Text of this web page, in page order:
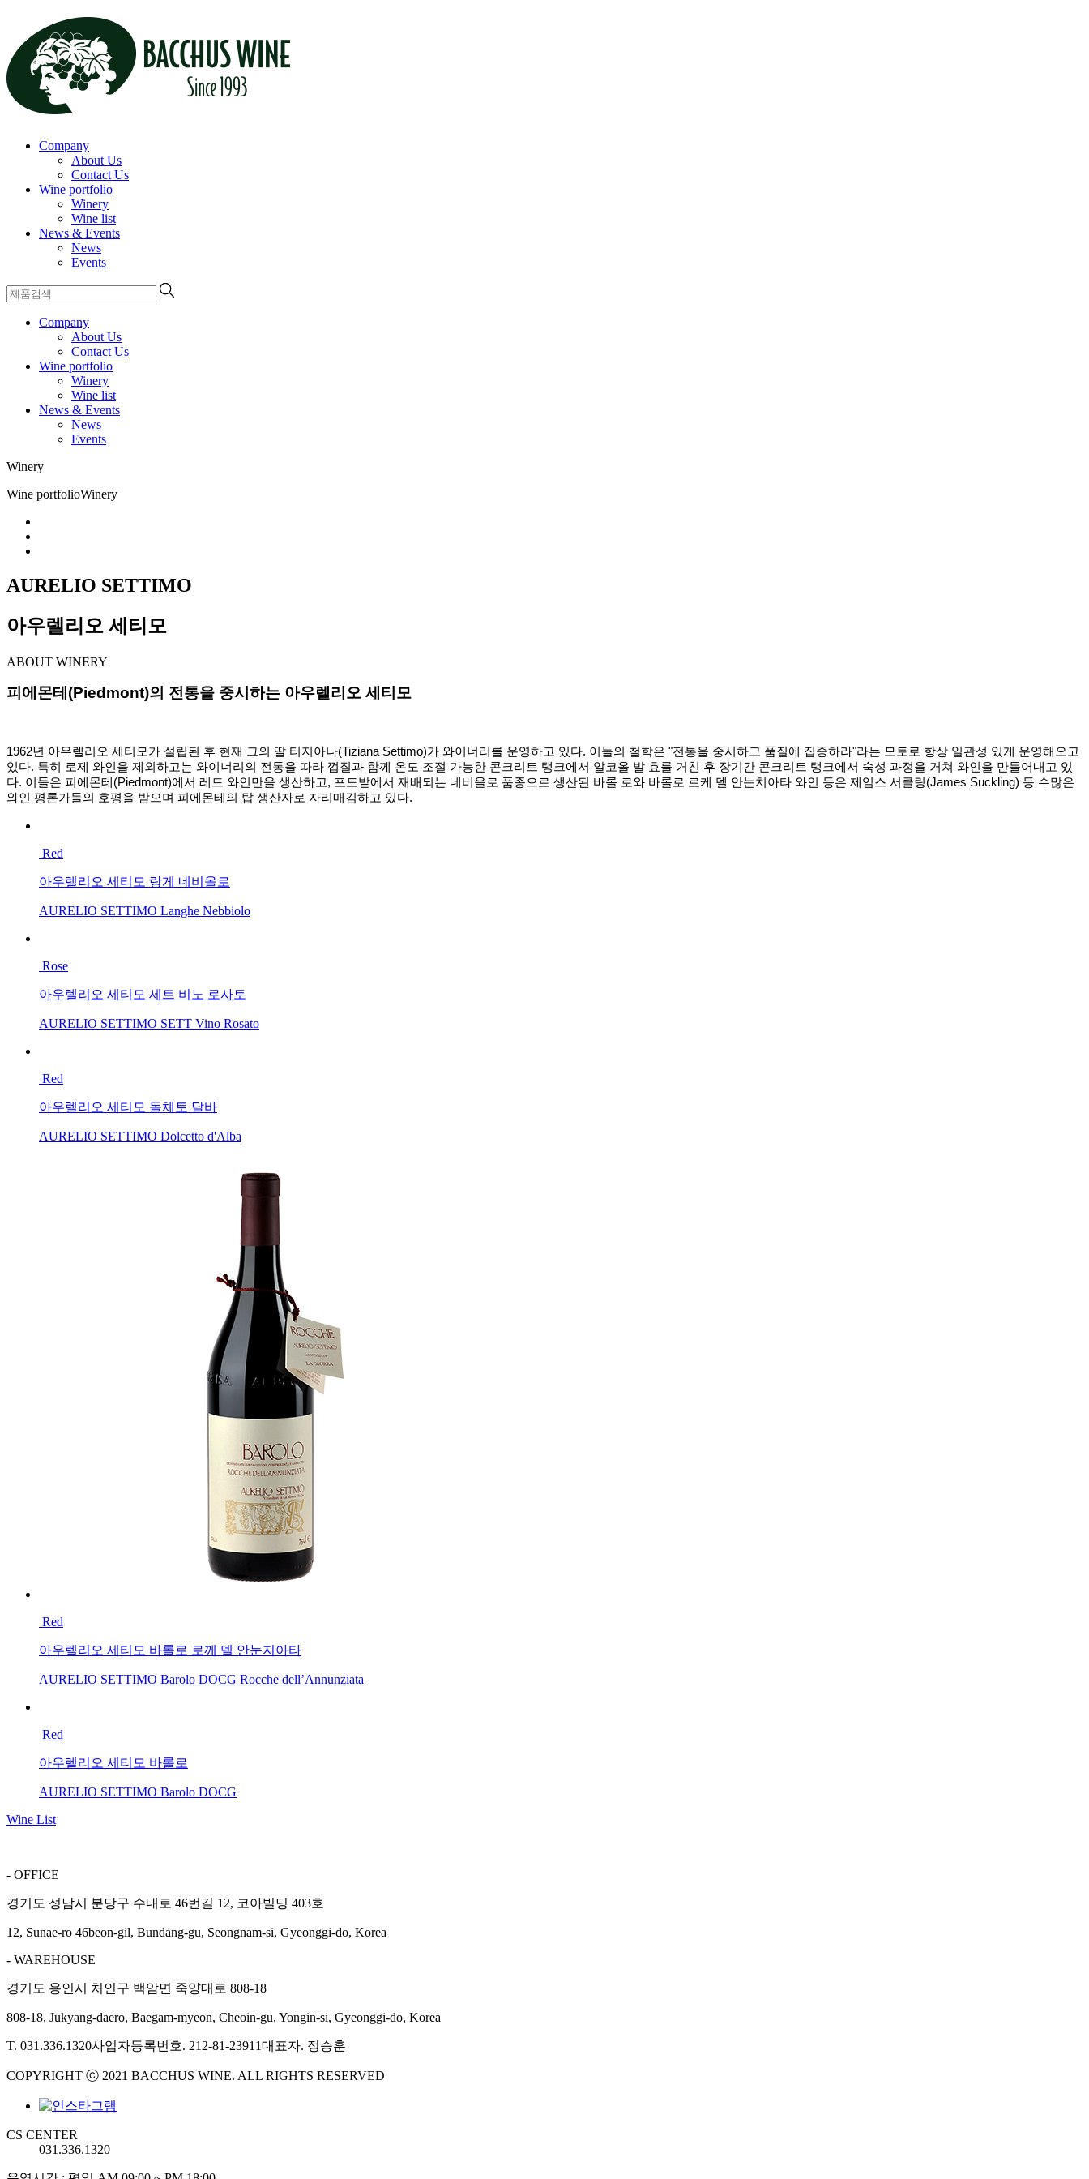
Company
About Us
Contact Us
Wine portfolio
Winery
Wine list
News & Events
News
Events
Company
About Us
Contact Us
Wine portfolio
Winery
Wine list
News & Events
News
Events
Winery
Wine portfolioWinery
AURELIO SETTIMO
아우렐리오 세티모
ABOUT WINERY
피에몬테(Piedmont)의 전통을 중시하는 아우렐리오 세티모
1962년 아우렐리오 세티모가 설립된 후 현재 그의 딸 티지아나(Tiziana Settimo)가 와이너리를 운영하고 있다. 이들의 철학은 "전통을 중시하고 품질에 집중하라"라는 모토로 항상 일관성 있게 운영해오고
있다. 특히 로제 와인을 제외하고는 와이너리의 전통을 따라 껍질과 함께 온도 조절 가능한 콘크리트 탱크에서 알코올 발 효를 거친 후 장기간 콘크리트 탱크에서 숙성 과정을 거쳐 와인을 만들어내고 있
다. 이들은 피에몬테(Piedmont)에서 레드 와인만을 생산하고, 포도밭에서 재배되는 네비올로 품종으로 생산된 바롤 로와 바롤로 로케 델 안눈치아타 와인 등은 제임스 서클링(James Suckling) 등 수많은
와인 평론가들의 호평을 받으며 피에몬테의 탑 생산자로 자리매김하고 있다.
Red
아우렐리오 세티모 랑게 네비올로
AURELIO SETTIMO Langhe Nebbiolo
Rose
아우렐리오 세티모 세트 비노 로사토
AURELIO SETTIMO SETT Vino Rosato
Red
아우렐리오 세티모 돌체토 달바
AURELIO SETTIMO Dolcetto d'Alba
Red
아우렐리오 세티모 바롤로 로께 델 안눈지아타
AURELIO SETTIMO Barolo DOCG Rocche dell’Annunziata
Red
아우렐리오 세티모 바롤로
AURELIO SETTIMO Barolo DOCG
Wine List
- OFFICE
경기도 성남시 분당구 수내로 46번길 12, 코아빌딩 403호
12, Sunae-ro 46beon-gil, Bundang-gu, Seongnam-si, Gyeonggi-do, Korea
- WAREHOUSE
경기도 용인시 처인구 백암면 죽양대로 808-18
808-18, Jukyang-daero, Baegam-myeon, Cheoin-gu, Yongin-si, Gyeonggi-do, Korea
T. 031.336.1320사업자등록번호. 212-81-23911대표자. 정승훈
COPYRIGHT ⓒ 2021 BACCHUS WINE. ALL RIGHTS RESERVED
CS CENTER
031.336.1320